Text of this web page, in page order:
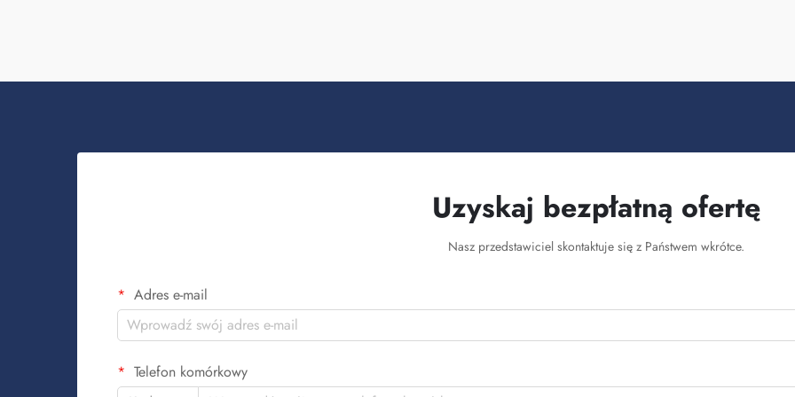
Uzyskaj bezpłatną ofertę
Nasz przedstawiciel skontaktuje się z Państwem wkrótce.
Adres e-mail
Telefon komórkowy